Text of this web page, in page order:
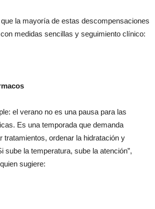
la mayoría de estas descompensaciones
medidas sencillas y seguimiento clínico:
el verano no es una pausa para las
Es una temporada que demanda
tratamientos, ordenar la hidratación y
sube la temperatura, sube la atención”,
sugiere: